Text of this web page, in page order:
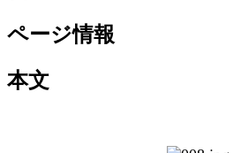
ページ情報
本文